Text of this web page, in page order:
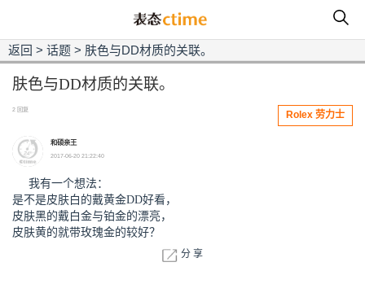
返回 >话题 > 肤色与DD材质的关联。
肤色与DD材质的关联。
2 回复 Rolex 劳力士
和硕亲王
2017-06-20 21:22:40
我有一个想法：
是不是皮肤白的戴黄金DD好看，
皮肤黑的戴白金与铂金的漂亮，
皮肤黄的就带玫瑰金的较好？
分 享